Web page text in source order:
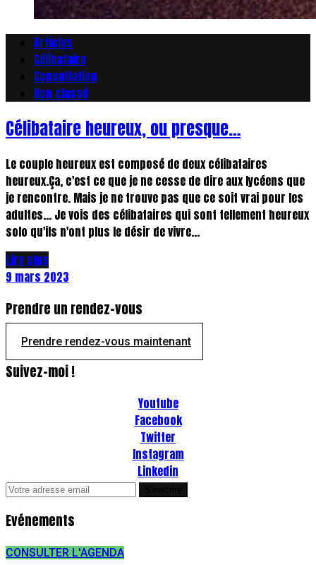
Articles
Célibataire
Consultation
Non classé
Célibataire heureux, ou presque…
Le couple heureux est composé de deux célibataires
heureux.Ça, c'est ce que je ne cesse de dire aux lycéens que
je rencontre. Mais je ne trouve pas que ce soit vrai pour les
adultes... Je vois des célibataires qui sont tellement heureux
solo qu'ils n'ont plus le désir de vivre...
Lire plus
9 mars 2023
Prendre un rendez-vous
Prendre rendez-vous maintenant
Suivez-moi !
Youtube
Facebook
Twitter
Instagram
Linkedin
Evénements
CONSULTER L'AGENDA